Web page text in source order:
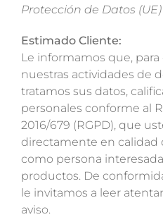
Protección de Datos (UE)
Estimado Cliente:
Le informamos que,
nuestras actividades de
tratamos sus datos,
personales conforme al
2016/679 (RGPD), que
directamente en calidad
como persona
productos. De
le invitamos a leer
aviso.